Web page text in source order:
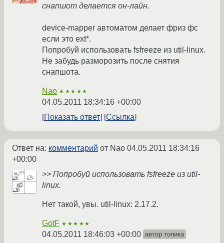
снапшот делается он-лайн.
device-mapper автоматом делает фриз фс
если это ext*.
Попробуй использовать fsfreeze из util-linux.
Не забудь разморозить после снятия
снапшота.
Nao ★★★★★
04.05.2011 18:34:16 +00:00
Показать ответ
Ссылка
Ответ на: комментарий от Nao 04.05.2011 18:34:16
+00:00
>> Попробуй использовать fsfreeze из util-
linux.
Нет такой, увы. util-linux: 2.17.2.
GotF ★★★★★
04.05.2011 18:46:03 +00:00 автор топика